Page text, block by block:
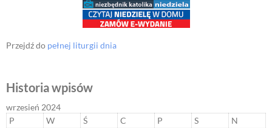
Przejdź do pełnej liturgii dnia
Historia wpisów
wrzesień 2024
P
W Ś C P S
N